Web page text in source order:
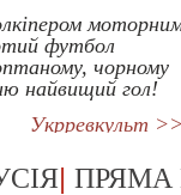
футбол
чорному
найвищий гол!
Укрревкульт
| ПРЯМА